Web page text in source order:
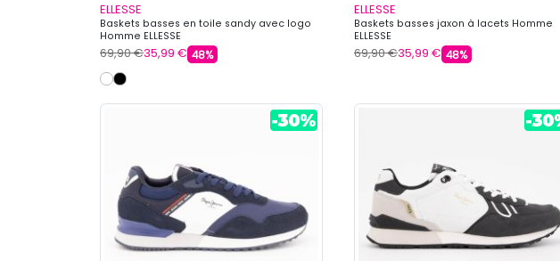
ELLESSE
Baskets basses en toile sandy avec logo
Homme ELLESSE
69,90 €35,99 € 48%
ELLESSE
Baskets basses jaxon à lacets Homme
ELLESSE
69,90 €35,99 € 48%